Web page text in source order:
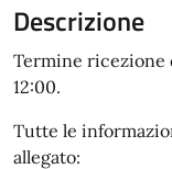
Descrizione
Termine ricezione
12:00.
Tutte le
allegato: